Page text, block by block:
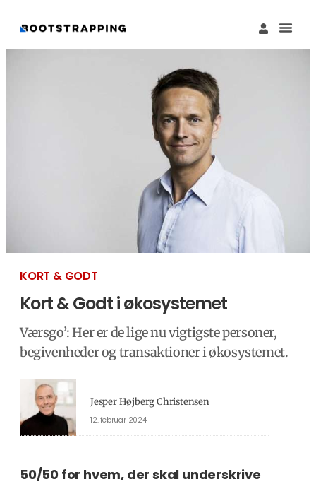
KORT & GODT
Kort & Godt i økosystemet
Værsgo’: Her er de lige nu vigtigste personer,
begivenheder og transaktioner i økosystemet.
Jesper Højberg Christensen
12. februar 2024
50/50 for hvem, der skal underskrive